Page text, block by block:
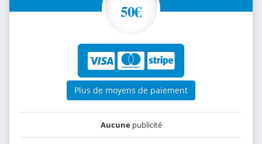
50€
Plus de moyens de paiement
Aucunepublicité